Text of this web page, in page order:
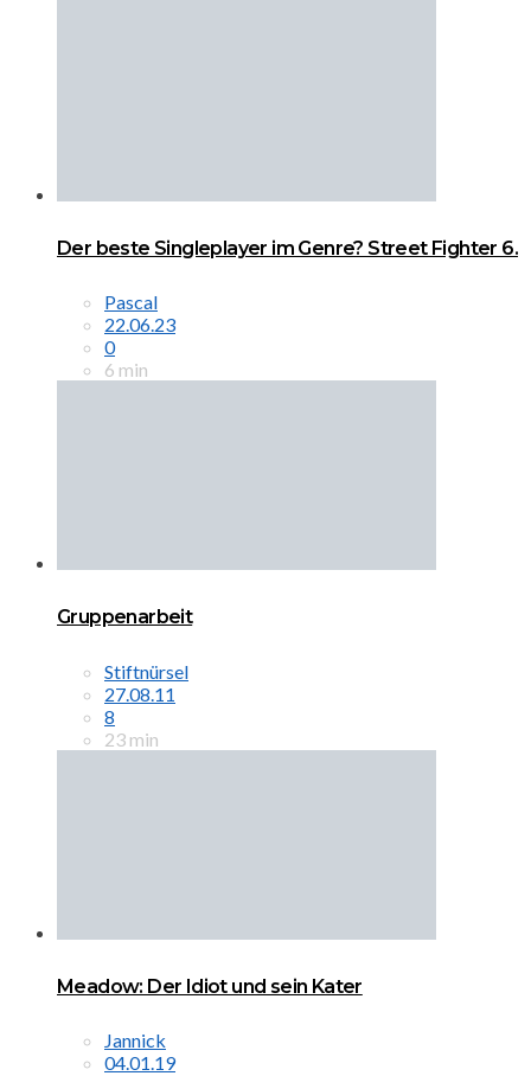
Der beste Singleplayer im Genre? Street Fighter 6.
Pascal
22.06.23
0
6 min
Gruppenarbeit
Stiftnürsel
27.08.11
8
23 min
Meadow: Der Idiot und sein Kater
Jannick
04.01.19